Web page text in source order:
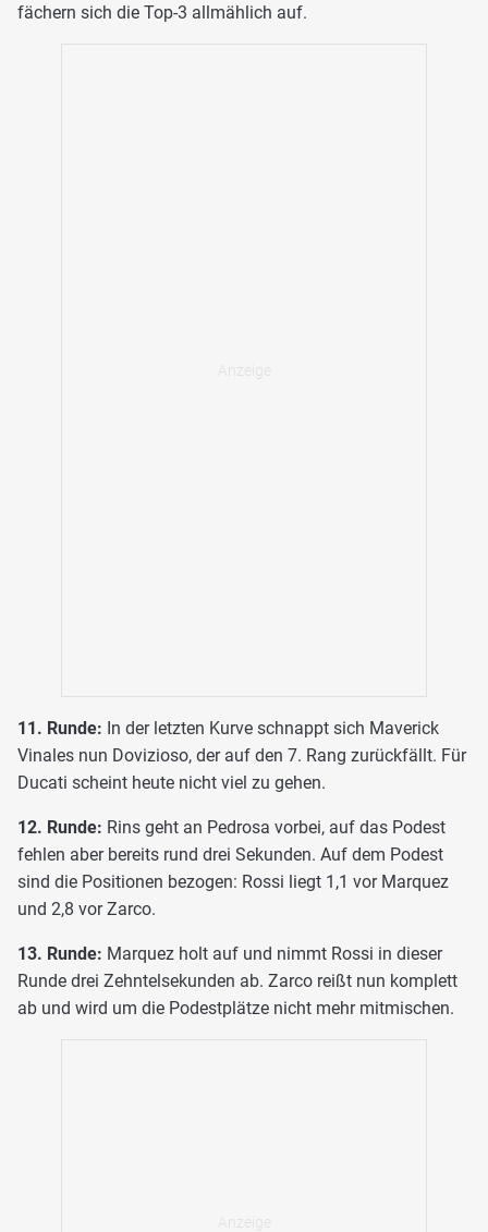
fächern sich die Top-3 allmählich auf.
11. Runde: In der letzten Kurve schnappt sich Maverick
Vinales nun Dovizioso, der auf den 7. Rang zurückfällt. Für
Ducati scheint heute nicht viel zu gehen.
12. Runde: Rins geht an Pedrosa vorbei, auf das Podest
fehlen aber bereits rund drei Sekunden. Auf dem Podest
sind die Positionen bezogen: Rossi liegt 1,1 vor Marquez
und 2,8 vor Zarco.
13. Runde: Marquez holt auf und nimmt Rossi in dieser
Runde drei Zehntelsekunden ab. Zarco reißt nun komplett
ab und wird um die Podestplätze nicht mehr mitmischen.